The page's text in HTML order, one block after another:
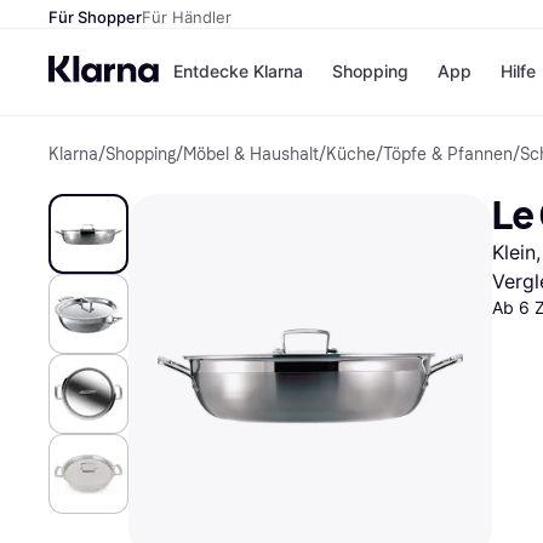
Für ShopperFür Händler
Entdecke Klarna
Zahlungsmethoden
Bezahle in bis zu 30
Shopping
Shops
eBay
Temu
SHEIN
App Hilfe
Klarna/Shopping/Möbel & Haushalt/Küche/Töpfe & Pfannen/
Le
Ab 6